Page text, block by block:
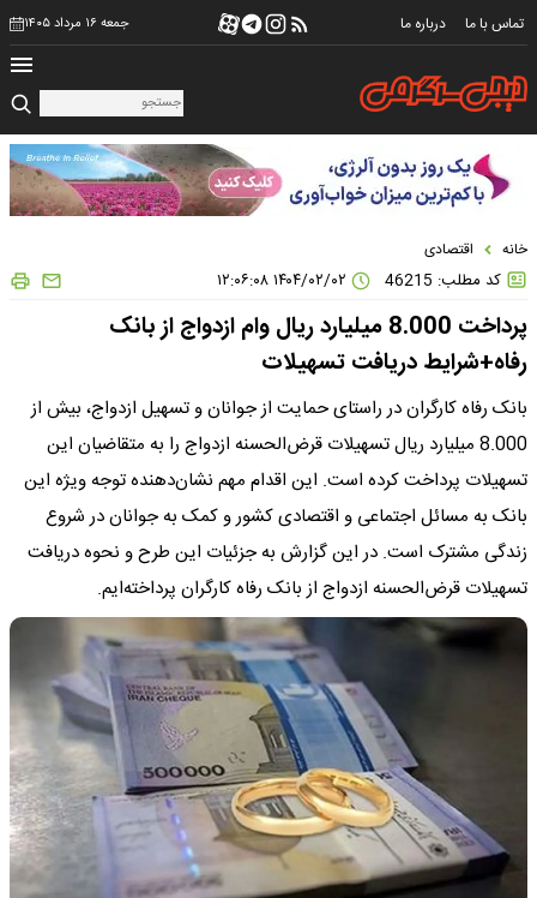
تماس با ما درباره ما جمعه ۱۶ مرداد ۱۴۰۵
خانه اقتصادی
کد مطلب: 46215
پرداخت 8.000 میلیارد ریال وام ازدواج از بانک
رفاه+شرایط دریافت تسهیلات
بانک رفاه کارگران در راستای حمایت از جوانان و تسهیل ازدواج، بیش از
8.000 میلیارد ریال تسهیلات قرض‌الحسنه ازدواج را به متقاضیان این
تسهیلات پرداخت کرده است. این اقدام مهم نشان‌دهنده توجه ویژه این
بانک به مسائل اجتماعی و اقتصادی کشور و کمک به جوانان در شروع
زندگی مشترک است. در این گزارش به جزئیات این طرح و نحوه دریافت
تسهیلات قرض‌الحسنه ازدواج از بانک رفاه کارگران پرداخته‌ایم.